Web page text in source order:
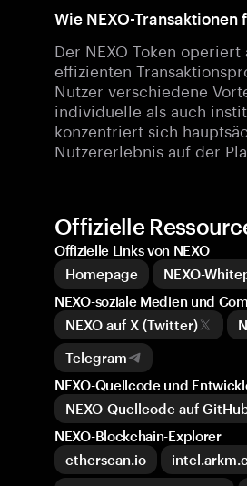
Wie NEXO-
Der NEXO Token
effizienten
Nutzer verschiedene
individuelle als auch
konzentriert sich
Nutzererlebnis auf der
Offizielle
Offizielle Links von NEXO
Homepage
NEXO-
NEXO-soziale Medien und
NEXO auf X (Twitter)
Telegram
NEXO-Quellcode und
NEXO-Quellcode auf
NEXO-Blockchain-Explorer
etherscan.io